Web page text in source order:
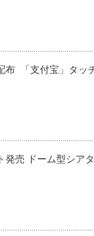
布 「支付宝」タッ
発売 ドーム型シア